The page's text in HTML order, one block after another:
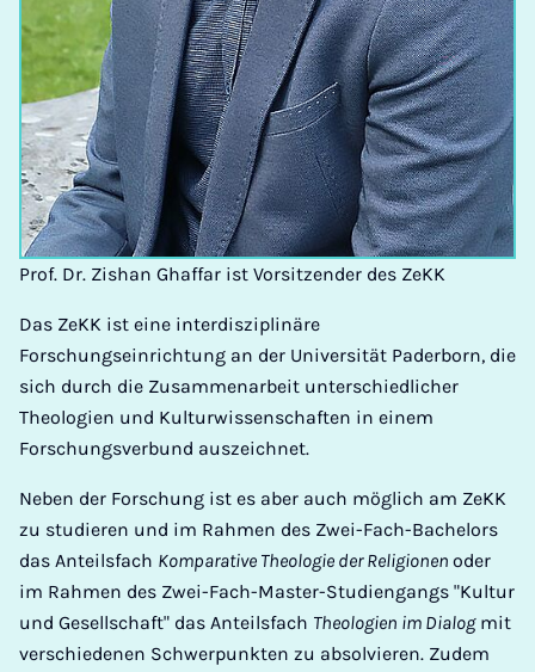
Prof. Dr. Zishan Ghaffar ist Vorsitzender des ZeKK
Das ZeKK ist eine interdisziplinäre
Forschungseinrichtung an der Universität Paderborn, die
sich durch die Zusammenarbeit unterschiedlicher
Theologien und Kulturwissenschaften in einem
Forschungsverbund auszeichnet.
Neben der Forschung ist es aber auch möglich am ZeKK
zu studieren und im Rahmen des Zwei-Fach-Bachelors
das Anteilsfach Komparative Theologie der Religionen oder
im Rahmen des Zwei-Fach-Master-Studiengangs "Kultur
und Gesellschaft" das Anteilsfach Theologien im Dialogmit
verschiedenen Schwerpunkten zu absolvieren. Zudem